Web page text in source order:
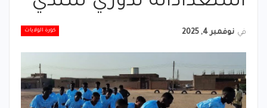
كورة الولايات في نوفمبر 4, 2025